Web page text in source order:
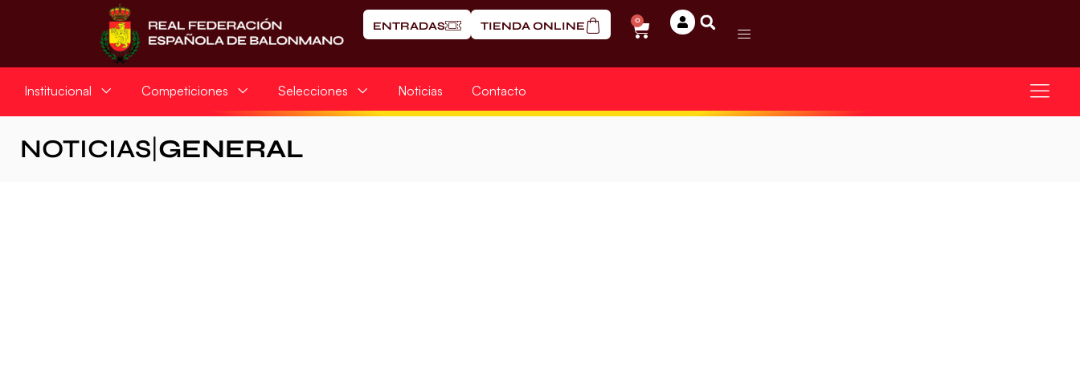
ENTRADAS TIENDA ONLINE 0
Institucional Competiciones Selecciones Noticias Contacto
NOTICIAS GENERAL